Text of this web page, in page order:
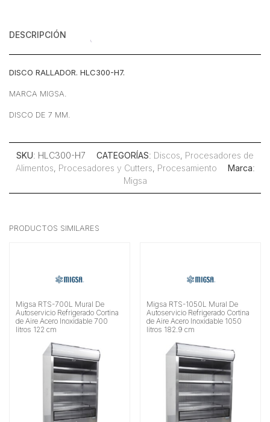
DESCRIPCIÓN
DISCO RALLADOR. HLC300-H7.
MARCA MIGSA.
DISCO DE 7 MM.
SKU: HLC300-H7 CATEGORÍAS: Discos, Procesadores de
Alimentos, Procesadores y Cutters, Procesamiento Marca:
Migsa
PRODUCTOS SIMILARES
Migsa RTS-700L Mural De
Autoservicio Refrigerado Cortina
de Aire Acero Inoxidable 700
litros 122 cm
Migsa RTS-1050L Mural De
Autoservicio Refrigerado Cortina
de Aire Acero Inoxidable 1050
litros 182.9 cm